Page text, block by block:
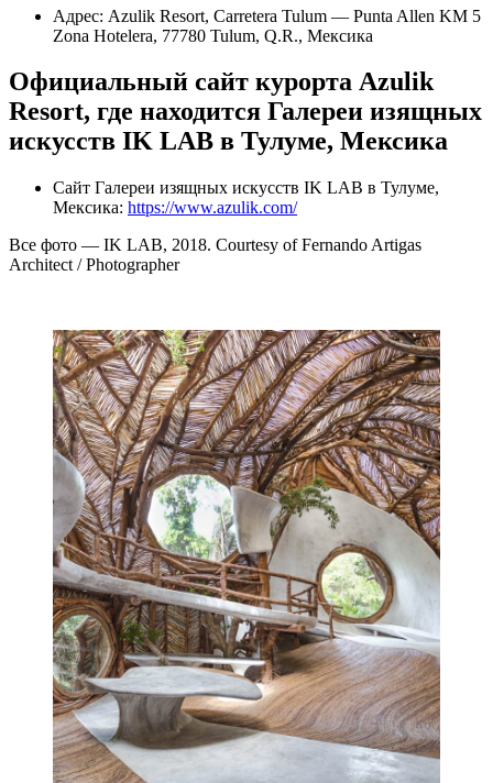
Адрес: Azulik Resort, Carretera Tulum — Punta Allen KM 5
Zona Hotelera, 77780 Tulum, Q.R., Мексика
Официальный сайт курорта Azulik
Resort, где находится Галереи изящных
искусств IK LAB в Тулуме, Мексика
Сайт Галереи изящных искусств IK LAB в Тулуме,
Мексика: https://www.azulik.com/
Все фото — IK LAB, 2018. Courtesy of Fernando Artigas
Architect / Photographer